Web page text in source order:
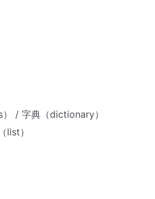
/ 字典（dictionary）
list）